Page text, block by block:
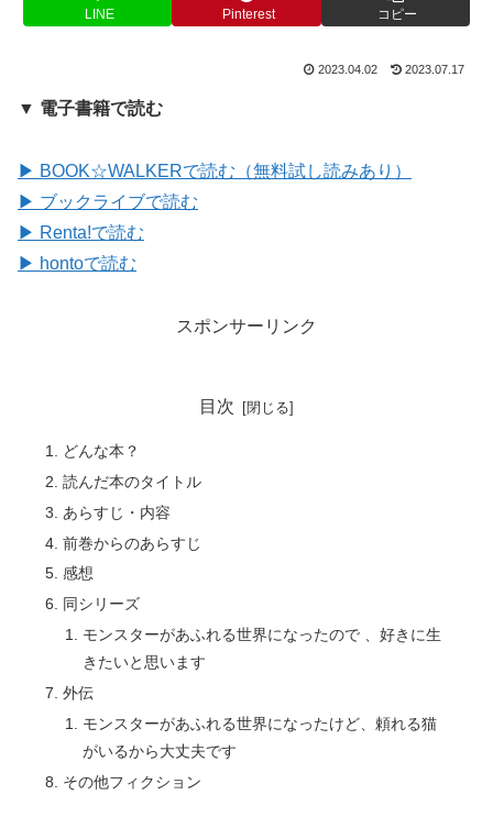
LINE Pinterest コピー
2023.04.02 2023.07.17
▼ 電子書籍で読む
▶ BOOK☆WALKERで読む（無料試し読みあり）
▶ ブックライブで読む
▶ Renta!で読む
▶ hontoで読む
スポンサーリンク
目次
どんな本？
読んだ本のタイトル
あらすじ・内容
前巻からのあらすじ
感想
同シリーズ
モンスターがあふれる世界になったので 、好きに生
きたいと思います
外伝
モンスターがあふれる世界になったけど、頼れる猫
がいるから大丈夫です
その他フィクション